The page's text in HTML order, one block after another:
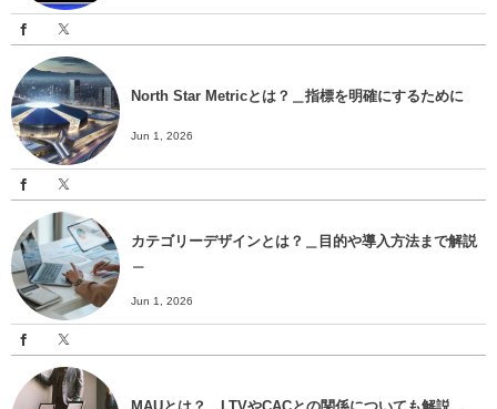
North Star Metricとは？＿指標を明確にするために
Jun 1, 2026
カテゴリーデザインとは？＿目的や導入方法まで解説
Jun 1, 2026